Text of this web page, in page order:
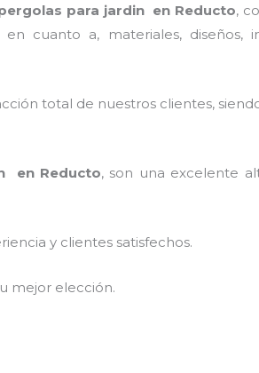
para jardin en Reducto,
cuanto a, materiales, diseños,
total de nuestros clientes,
en Reducto, son una excelente
y clientes satisfechos.
mejor elección.